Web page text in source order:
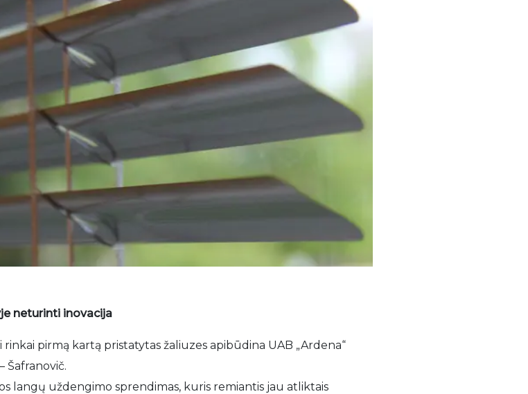
Pergola „Square Duo“
Pergola „Vera-Sola“
Trikampiams langams
neturinti inovacija
pirmą kartą pristatytas žaliuzes apibūdina UAB „Ardena“
Šafranovič.
langų uždengimo sprendimas, kuris remiantis jau atliktais